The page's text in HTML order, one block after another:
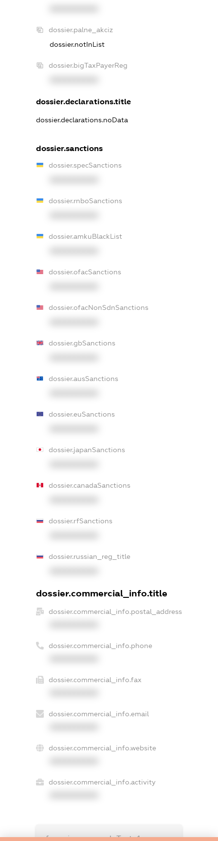
dossier.palne_akciz
dossier.notInList
dossier.bigTaxPayerReg
dossier.declarations.title
dossier.declarations.noData
dossier.sanctions
dossier.specSanctions
dossier.rnboSanctions
dossier.amkuBlackList
dossier.ofacSanctions
dossier.ofacNonSdnSanctions
dossier.gbSanctions
dossier.ausSanctions
dossier.euSanctions
dossier.japanSanctions
dossier.canadaSanctions
dossier.rfSanctions
dossier.russian_reg_title
dossier.commercial_info.title
dossier.commercial_info.postal_address
dossier.commercial_info.phone
dossier.commercial_info.fax
dossier.commercial_info.email
dossier.commercial_info.website
dossier.commercial_info.activity
freemium.exampleText_1